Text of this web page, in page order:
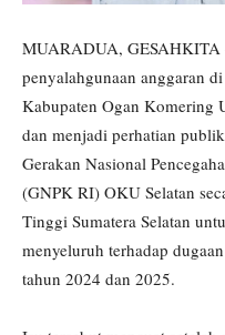
MUARADUA,
penyalahgunaan anggaran
Kabupaten Ogan Komering
dan menjadi perhatian
Gerakan Nasional
(GNPK RI) OKU Selatan
Tinggi Sumatera Selatan
menyeluruh terhadap
tahun 2024 dan 2025.